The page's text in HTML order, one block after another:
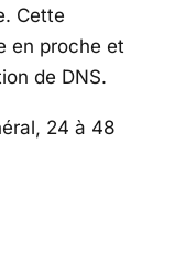
Cette
en proche et
de DNS.
24 à 48